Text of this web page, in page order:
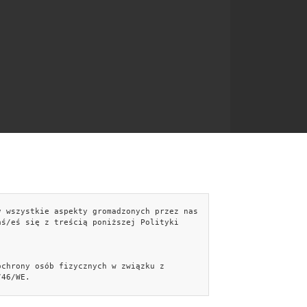
Facebook
aspekty gromadzonych przez nas
eś się z treścią poniższej Polityki
osób fizycznych w związku z
WE.